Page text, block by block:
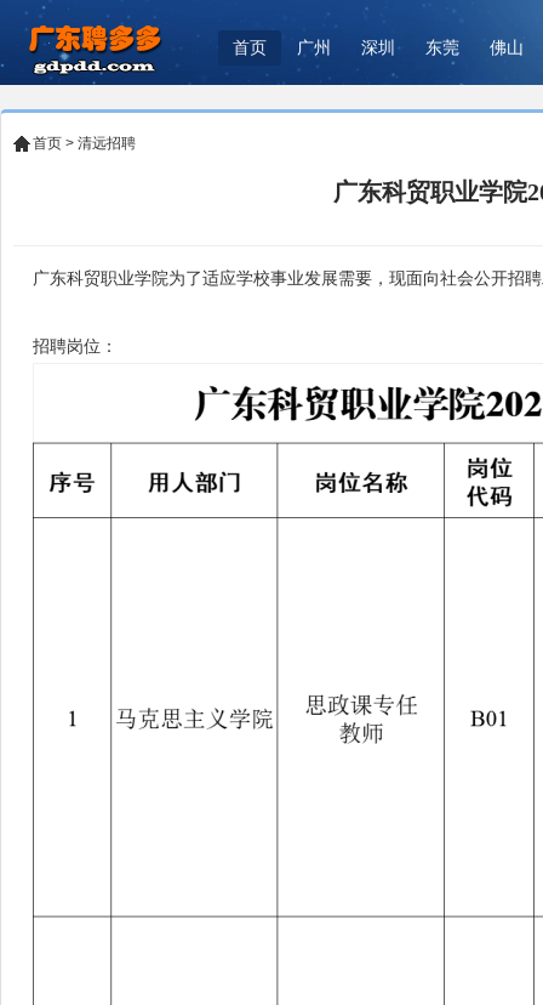
首页 广州 深圳 东莞 佛山
首页 > 清远招聘
广东科贸职业学院
广东科贸职业学院为了适应学校事业发展需要，现面向社会公开招
招聘岗位：